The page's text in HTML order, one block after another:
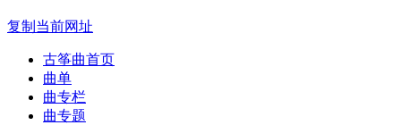
复制当前网址
古筝曲首页
曲单
曲专栏
曲专题